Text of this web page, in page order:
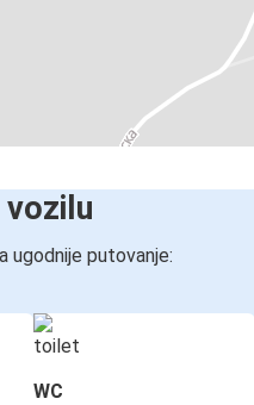
vozilu
ugodnije putovanje:
WC